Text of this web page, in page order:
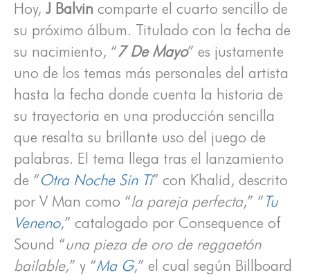
Hoy, J Balvin comparte el cuarto sencillo de
su próximo álbum. Titulado con la fecha de
su nacimiento, “7 De Mayo” es justamente
uno de los temas más personales del artista
hasta la fecha donde cuenta la historia de
su trayectoria en una producción sencilla
que resalta su brillante uso del juego de
palabras. El tema llega tras el lanzamiento
de “Otra Noche Sin Ti” con Khalid, descrito
por V Man como “la pareja perfecta,” “Tu
Veneno,” catalogado por Consequence of
Sound “una pieza de oro de reggaetón
bailable,” y “Ma G,” el cual según Billboard